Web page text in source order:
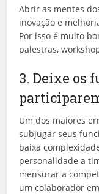
Abrir as mentes
inovação e
Por isso é muito
palestras,
3. Deixe os
Um dos maiores
subjugar seus
baixa
personalidade a
mensurar a
um colaborador